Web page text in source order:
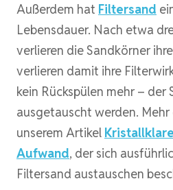
Außerdem hat Filtersand
Lebensdauer. Nach etwa
verlieren die Sandkörner
verlieren damit ihre
kein Rückspülen mehr – der
ausgetauscht werden. Mehr
unserem Artikel
Aufwand, der sich
Filtersand austauschen